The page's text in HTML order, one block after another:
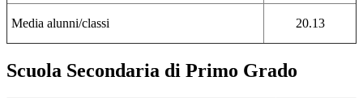
Media alunni/classi 20.13
Scuola Secondaria di Primo Grado